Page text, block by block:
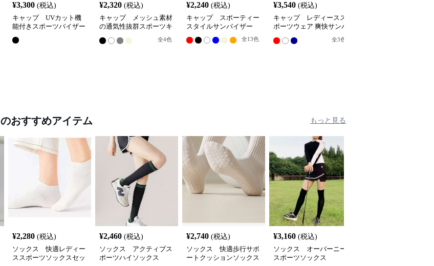
¥3,300 (税込)
キャップ UVカット機
能付きスポーツバイザー
¥2,320 (税込)
キャップ メッシュ素材
の通気性抜群スポーツキ
全4色
¥2,240 (税込)
キャップ スポーティー
スタイルサンバイザー
全13色
¥3,540 (税込)
キャップ レディースス
ポーツウェア 爽快サンバ
全3色
のおすすめアイテム もっと見る
¥2,280 (税込)
ソックス 快適レディー
ススポーツソックスセッ
¥2,460 (税込)
ソックス アクティブス
ポーツハイソックス
¥2,740 (税込)
ソックス 快適歩行サポ
ートクッションソックス
¥3,160 (税込)
ソックス オーバーニー
スポーツソックス